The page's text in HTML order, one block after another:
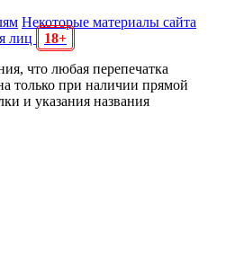
Некоторые материалы сайта
лиц
18+
что любая перепечатка
только при наличии прямой
и указания названия